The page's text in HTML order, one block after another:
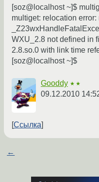
[soz@localhost ~]$
multiget: relocation error:
WXU_2.8 not defined in
2.8.so.0 with link time
[soz@localhost ~]$
Gooddy ★★
09.12.2010
Ссылка
←